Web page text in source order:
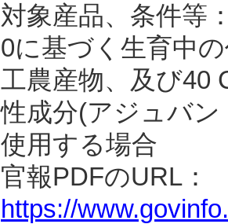
対象産品、条件等
0に基づく生育中
工農産物、及び40
性成分(アジュバ
使用する場合
官報PDFのURL：
https://